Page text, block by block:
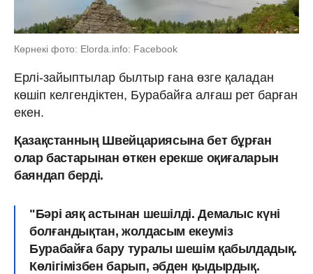
Көрнекі фото: Elorda.info: Facebook
Ерлі-зайыптылар былтыр ғана өзге қаладан
көшіп келгендіктен, Бурабайға алғаш рет барған
екен.
Қазақстанның Швейцариясына бет бұрған
олар бастарынан өткен ерекше оқиғаларын
баяндап берді.
"Бәрі аяқ астынан шешілді. Демалыс күні
болғандықтан, жолдасым екеуміз
Бурабайға бару туралы шешім қабылдадық.
Көлігімізбен барып, әбден қыдырдық.